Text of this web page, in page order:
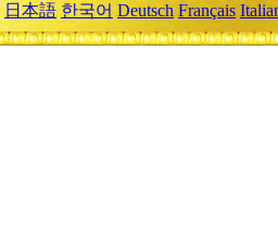
日本語 한국어 Deutsch Français